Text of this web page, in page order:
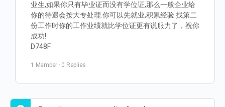
业生,如果你只有毕业证而没有学位证,那么一般企业给
你的待遇会按大专处理.你可以先就业,积累经验.找第二
份工作时你的工作业绩就比学位证更有说服力了，祝你
成功!
D748F
1 Member · 0 Replies